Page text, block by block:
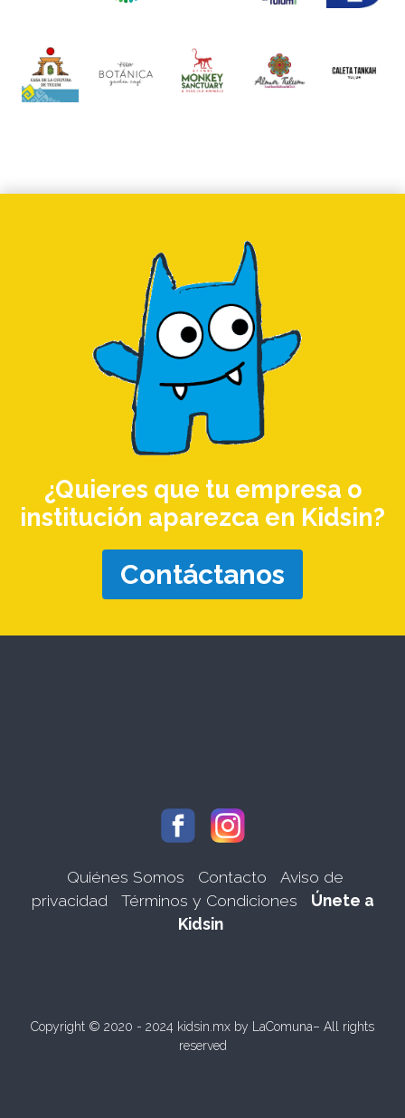
¿Quieres que tu empresa o
institución aparezca en Kidsin?
Contáctanos
Quiénes Somos Contacto
Aviso de
privacidad
Términos y Condiciones
Únete a
Kidsin
Copyright © 2020 - 2024 kidsin.mx by LaComuna– All rights
reserved